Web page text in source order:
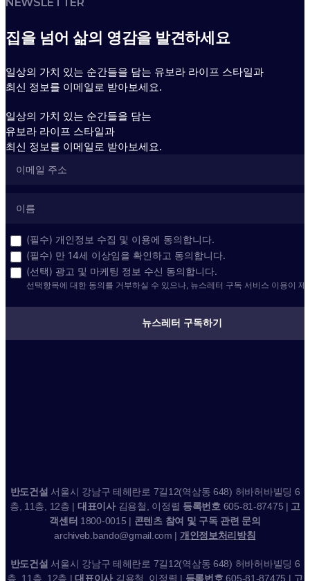
집을 넘어 삶의 영감을 발견하세요
일상의 가치 있는 순간들을 담는 유보라 라이프 스타일과
최신 정보를 이메일로 받아보세요.
일상의 가치 있는 순간들을 담는
유보라 라이프 스타일과
최신 정보를 이메일로 받아보세요.
(필수) 개인정보 수집 및 이용에 동의합니다.
(필수) 만 14세 이상임을 확인하고 동의합니다.
(선택) 광고 및 마케팅 정보 수신 동의합니다.
선택항목에 대한 동의를 거부하실 수 있으나, 뉴스레터 구독 서비스 이용이 제
뉴스레터 구독하기
반도건설 서울시 강남구 테헤란로 7길12(역삼동 648) 허바허바빌딩 6
층, 11층, 12층 | 대표이사김용철, 이정렬 등록번호 605-81-87475 | 고
객센터 1800-0015 | 콘텐츠 참여 및 구독 관련 문의
archiveb.bando@gmail.com | 개인정보처리방침
반도건설 서울시 강남구 테헤란로 7길12(역삼동 648) 허바허바빌딩 6
층, 11층, 12층 |대표이사 김용철, 이정렬 | 등록번호 605-81-87475 | 고